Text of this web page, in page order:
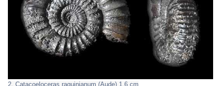
2. Catacoeloceras raquinianum (Aude) 1,6 cm